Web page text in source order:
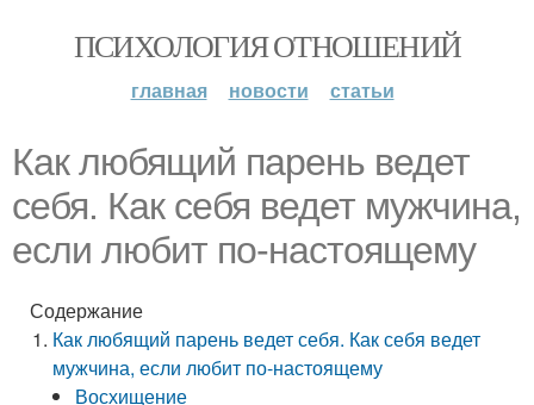
ПСИХОЛОГИЯ ОТНОШЕНИЙ
главная новости статьи
Как любящий парень ведет
себя. Как себя ведет мужчина,
если любит по-настоящему
Содержание
Как любящий парень ведет себя. Как себя ведет
мужчина, если любит по-настоящему
Восхищение